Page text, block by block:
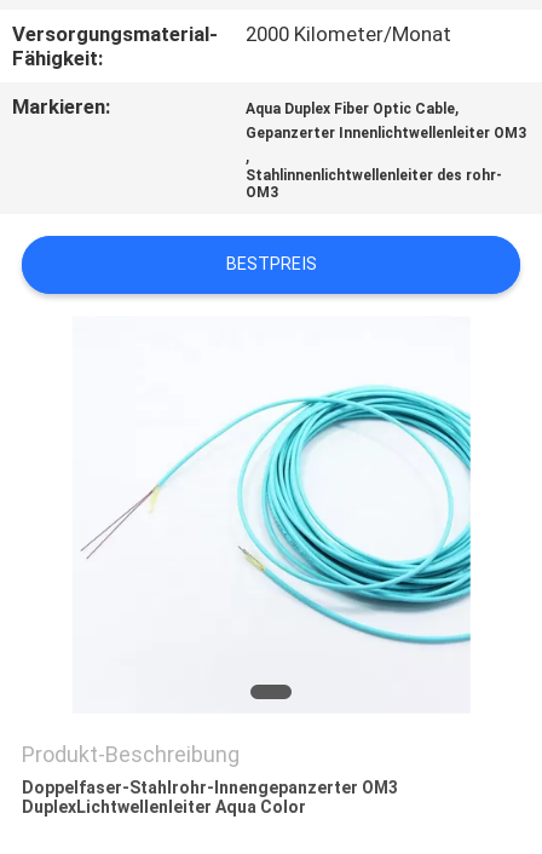
IN
VERBINDUNG
SITEMAP
Versorgungsmaterial-
Fähigkeit:
2000 Kilometer/Monat
Markieren: Aqua Duplex Fiber Optic Cable,
Gepanzerter Innenlichtwellenleiter OM3
,
Stahlinnenlichtwellenleiter des rohr-
OM3
BESTPREIS
Produkt-Beschreibung
Doppelfaser-Stahlrohr-Innengepanzerter OM3
DuplexLichtwellenleiter Aqua Color